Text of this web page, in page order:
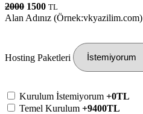
2000 1500 TL
Alan Adınız (Örnek:vkyazilim.com)
Hosting Paketleri
Kurulum İstemiyorum +0TL
Temel Kurulum +9400TL